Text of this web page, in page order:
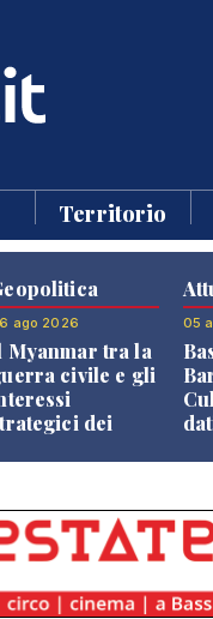
Territorio
ago 2026
Myanmar tra la
civile e gli
dei
05